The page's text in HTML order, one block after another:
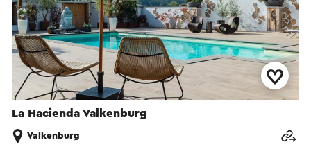
La Hacienda Valkenburg
Valkenburg